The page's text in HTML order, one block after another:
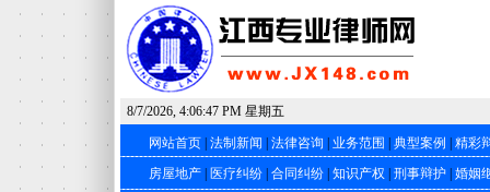
8/7/2026, 4:06:47 PM 星期五
网站首页 法制新闻 法律咨询 业务范围 典型案例
精彩
房屋地产
医疗纠纷 合同纠纷 知识产权 刑事辩护 婚姻